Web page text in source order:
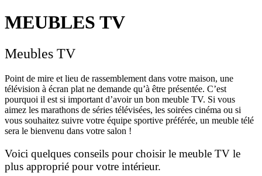
MEUBLES TV
Meubles TV
Point de mire et lieu de rassemblement dans votre maison, une
télévision à écran plat ne demande qu’à être présentée. C’est
pourquoi il est si important d’avoir un bon meuble TV. Si vous
aimez les marathons de séries télévisées, les soirées cinéma ou si
vous souhaitez suivre votre équipe sportive préférée, un meuble télé
sera le bienvenu dans votre salon !
Voici quelques conseils pour choisir le meuble TV le
plus approprié pour votre intérieur.